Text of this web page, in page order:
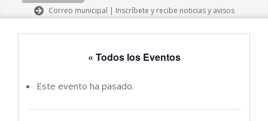
Correo municipal | Inscríbete y recibe noticias y avisos
« Todos los Eventos
Este evento ha pasado.